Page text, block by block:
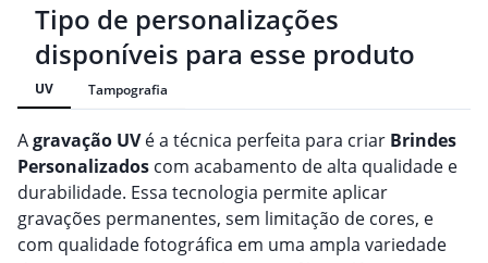
Tipo de personalizações
disponíveis para esse produto
UV Tampografia
Agravação UVé a técnica perfeita para criar Brindes
Personalizados com acabamento de alta qualidade e
durabilidade. Essa tecnologia permite aplicar
gravações permanentes, sem limitação de cores, e
com qualidade fotográfica em uma ampla variedade